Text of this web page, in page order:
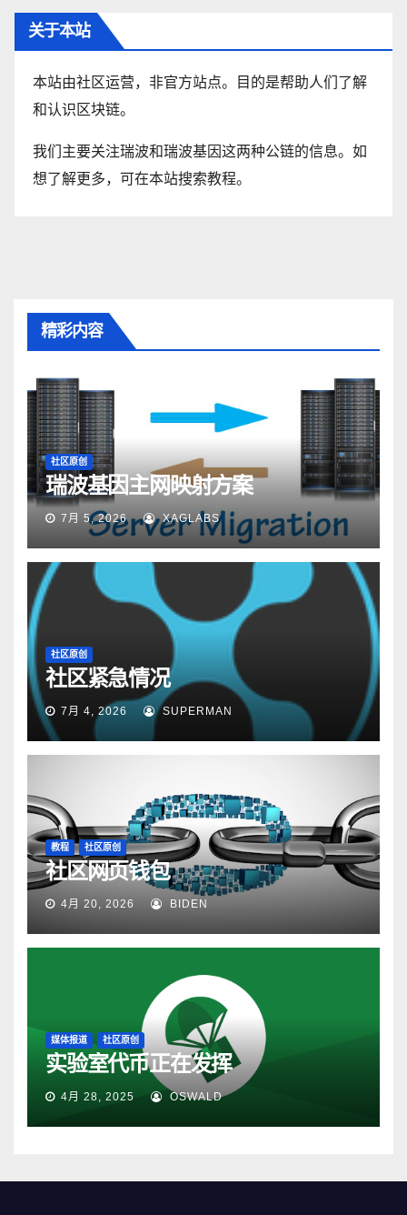
关于本站
本站由社区运营，非官方站点。目的是帮助人们了解
和认识区块链。
我们主要关注瑞波和瑞波基因这两种公链的信息。如
想了解更多，可在本站搜索教程。
精彩内容
社区原创
瑞波基因主网映射方案
7月 5, 2026 XAGLABS
社区原创
社区紧急情况
7月 4, 2026 SUPERMAN
教程 社区原创
社区网页钱包
4月 20, 2026 BIDEN
媒体报道 社区原创
实验室代币正在发挥
4月 28, 2025 OSWALD